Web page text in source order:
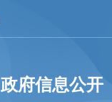
政府信息公开